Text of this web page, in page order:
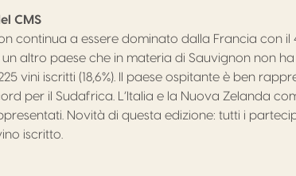
CMS
continua a essere dominato dalla Francia con il
un altro paese che in materia di Sauvignon non
vini iscritti (18,6%). Il paese ospitante è ben
per il Sudafrica. L’Italia e la Nuova Zelanda
Novità di questa edizione: tutti i
iscritto.